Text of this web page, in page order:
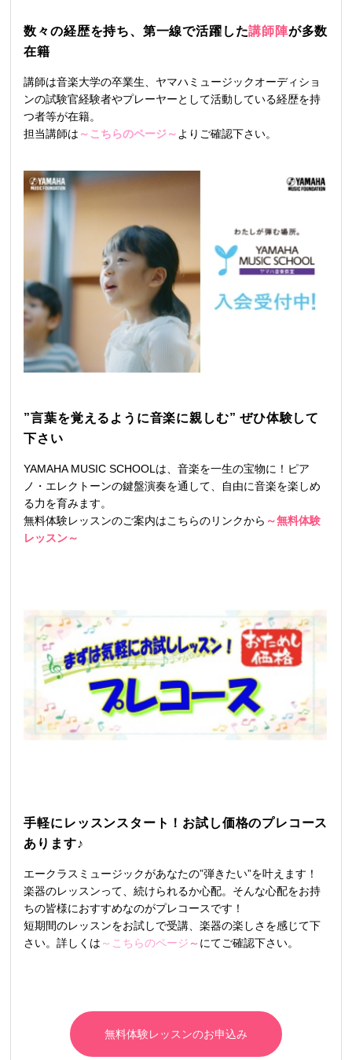
数々の経歴を持ち、第一線で活躍した講師陣が多数
在籍
講師は音楽大学の卒業生、ヤマハミュージックオーディショ
ンの試験官経験者やプレーヤーとして活動している経歴を持
つ者等が在籍。
担当講師は ～こちらのページ～よりご確認下さい。
”言葉を覚えるように音楽に親しむ” ぜひ体験して
下さい
YAMAHA MUSIC SCHOOLは、音楽を一生の宝物に！ピア
ノ・エレクトーンの鍵盤演奏を通して、自由に音楽を楽しめ
る力を育みます。
無料体験レッスンのご案内はこちらのリンクから ～無料体験
レッスン～
手軽にレッスンスタート！お試し価格のプレコース
あります♪
エークラスミュージックがあなたの”弾きたい”を叶えます！
楽器のレッスンって、続けられるか心配。そんな心配をお持
ちの皆様におすすめなのがプレコースです！
短期間のレッスンをお試しで受講、楽器の楽しさを感じて下
さい。詳しくは ～こちらのページ ～ にてご確認下さい。
無料体験レッスンのお申込み